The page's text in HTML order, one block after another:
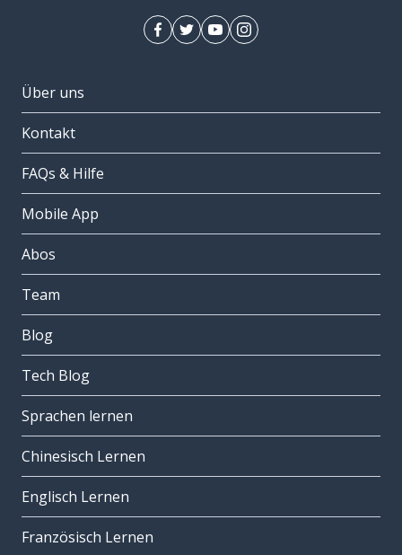
Über uns
Kontakt
FAQs & Hilfe
Mobile App
Abos
Team
Blog
Tech Blog
Sprachen lernen
Chinesisch Lernen
Englisch Lernen
Französisch Lernen